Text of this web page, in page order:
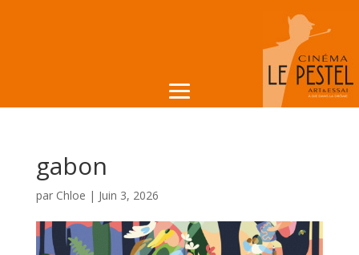
gabon
par Chloe | Juin 3, 2026